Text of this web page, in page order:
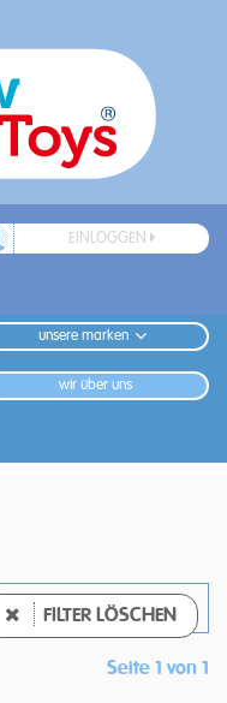
EINLOGGEN
unsere marken
wir über uns
FILTER LÖSCHEN
Seite 1 von 1